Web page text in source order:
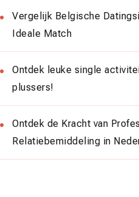
Vergelijk Belgische
Ideale Match
Ontdek leuke single
plussers!
Ontdek de Kracht van
Relatiebemiddeling in